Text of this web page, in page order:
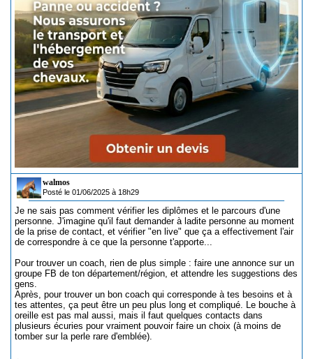
walmos
Posté le 01/06/2025 à 18h29
Je ne sais pas comment vérifier les diplômes et le parcours d'une
personne. J'imagine qu'il faut demander à ladite personne au moment
de la prise de contact, et vérifier "en live" que ça a effectivement l'air
de correspondre à ce que la personne t'apporte...
Pour trouver un coach, rien de plus simple : faire une annonce sur un
groupe FB de ton département/région, et attendre les suggestions des
gens.
Après, pour trouver un bon coach qui corresponde à tes besoins et à
tes attentes, ça peut être un peu plus long et compliqué. Le bouche à
oreille est pas mal aussi, mais il faut quelques contacts dans
plusieurs écuries pour vraiment pouvoir faire un choix (à moins de
tomber sur la perle rare d'emblée).